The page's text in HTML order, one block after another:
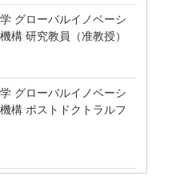
グローバルイノベーシ
構 研究教員（准教授）
グローバルイノベーシ
構 ポストドクトラルフ